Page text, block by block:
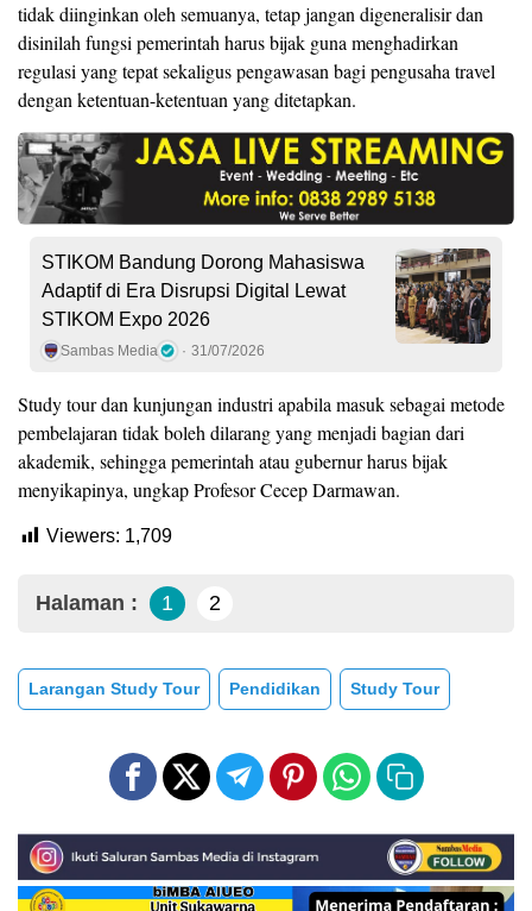
tidak diinginkan oleh semuanya, tetap jangan digeneralisir dan
disinilah fungsi pemerintah harus bijak guna menghadirkan
regulasi yang tepat sekaligus pengawasan bagi pengusaha travel
dengan ketentuan-ketentuan yang ditetapkan.
STIKOM Bandung Dorong Mahasiswa
Adaptif di Era Disrupsi Digital Lewat
STIKOM Expo 2026
Sambas Media 31/07/2026
Study tour dan kunjungan industri apabila masuk sebagai metode
pembelajaran tidak boleh dilarang yang menjadi bagian dari
akademik, sehingga pemerintah atau gubernur harus bijak
menyikapinya, ungkap Profesor Cecep Darmawan.
Viewers: 1,709
Halaman : 1 2
Larangan Study Tour Pendidikan Study Tour